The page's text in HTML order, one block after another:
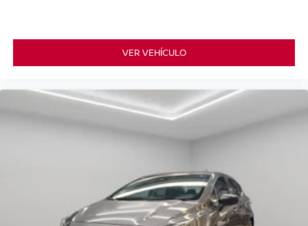
VER VEHÍCULO